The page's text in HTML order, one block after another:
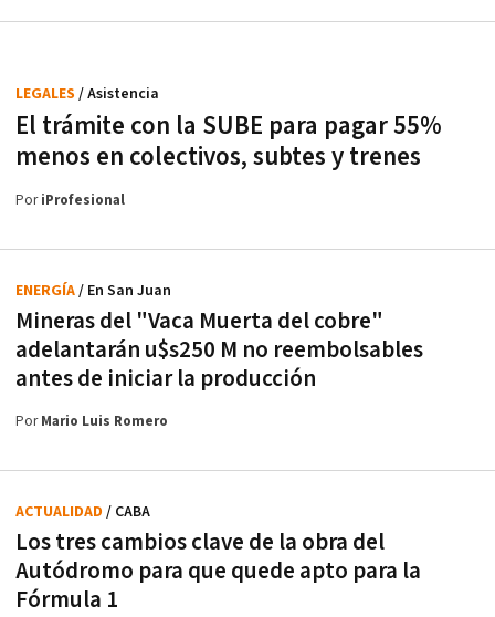
El trámite con la SUBE para pagar 55%
menos en colectivos, subtes y trenes
LEGALES / Asistencia
PoriProfesional
Mineras del "Vaca Muerta del cobre"
adelantarán u$s250 M no reembolsables
antes de iniciar la producción
ENERGÍA/ En San Juan
PorMario Luis Romero
Los tres cambios clave de la obra del
Autódromo para que quede apto para la
Fórmula 1
ACTUALIDAD / CABA